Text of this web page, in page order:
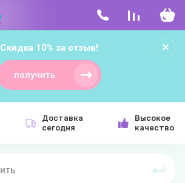
Скидка 10% за отзыв!
получить
Доставка
сегодня
Высокое
качество